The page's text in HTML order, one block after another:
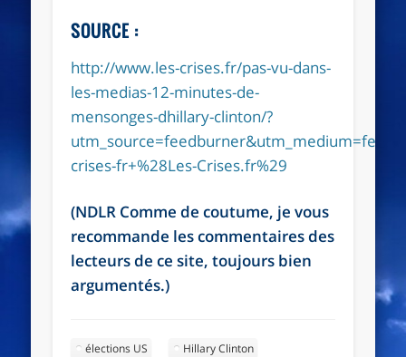
SOURCE :
http://www.les-crises.fr/pas-vu-dans-
les-medias-12-minutes-de-
mensonges-dhillary-clinton/?
crises-fr+%28Les-Crises.fr%29
(NDLR Comme de coutume, je vous
recommande les commentaires des
lecteurs de ce site, toujours bien
argumentés.)
élections US Hillary Clinton